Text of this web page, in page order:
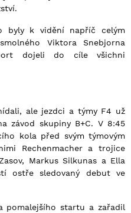
byly k vidění napříč celým
Viktora Snebjorna
dojeli do cíle všichni
ale jezdci a týmy F4 už
závod skupiny B+C. V 8:45
kola před svým týmovým
Rechenmacher a trojice
Markus Silkunas a Ella
ostře sledovaný debut ve
pomalejšího startu a zařadil